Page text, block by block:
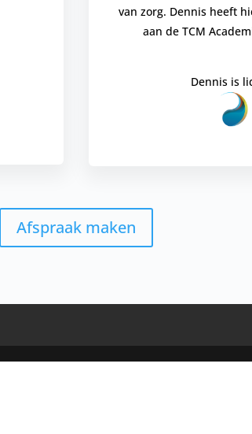
van zorg. Dennis heeft
aan de TCM
Dennis is
Afspraak maken